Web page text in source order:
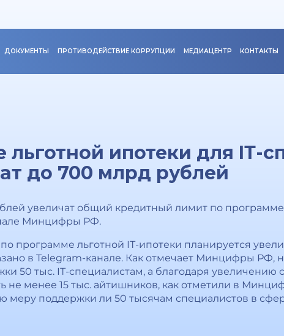
ДОКУМЕНТЫ ПРОТИВОДЕЙСТВИЕ КОРРУПЦИИ МЕДИАЦЕНТР КОНТАКТЫ
ипотеки для IТ-
до 700 млрд рублей
увеличат общий кредитный лимит по программе
Минцифры РФ.
программе льготной IТ-ипотеки планируется
в Telegram-канале. Как отмечает Минцифры
50 тыс. IТ-специалистам, а благодаря
не менее 15 тыс. айтишников, как отметили в
меру поддержки ли 50 тысячам специалистов в